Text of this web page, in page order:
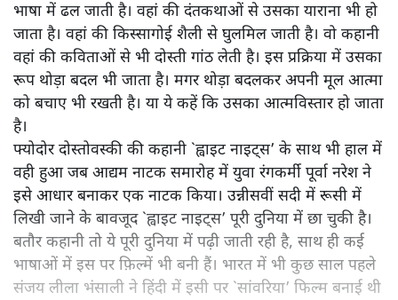
भाषा में ढल जाती है। वहां की दंतकथाओं से उसका याराना भी हो
जाता है। वहां की किस्सागोई शैली से घुलमिल जाती है। वो कहानी
वहां की कविताओं से भी दोस्ती गांठ लेती है। इस प्रक्रिया में उसका
रूप थोड़ा बदल भी जाता है। मगर थोड़ा बदलकर अपनी मूल आत्मा
को बचाए भी रखती है। या ये कहें कि उसका आत्मविस्तार हो जाता
है।
फ्योदोर दोस्तोवस्की की कहानी `ह्वाइट नाइट्स’ के साथ भी हाल में
वही हुआ जब आद्यम नाटक समारोह में युवा रंगकर्मी पूर्वा नरेश ने
इसे आधार बनाकर एक नाटक किया। उन्नीसवीं सदी में रूसी में
लिखी जाने के बावजूद `ह्वाइट नाइट्स’ पूरी दुनिया में छा चुकी है।
बतौर कहानी तो ये पूरी दुनिया में पढ़ी जाती रही है, साथ ही कई
भाषाओं में इस पर फ़िल्में भी बनी हैं। भारत में भी कुछ साल पहले
संजय लीला भंसाली ने हिंदी में इसी पर `सांवरिया’ फिल्म बनाई थी